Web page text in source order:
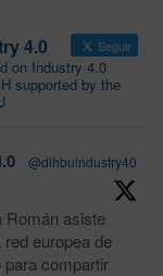
4.0 Seguir
on Industry 4.0
supported by the
@dihbuindustry40
Román asiste
europea de
compartir